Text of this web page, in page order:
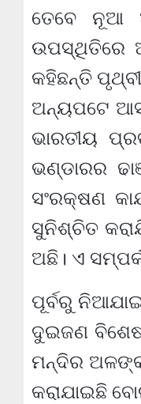
ତେବେ ନୂଆ
ଉପସ୍ଥିତିରେ
କହିଛନ୍ତି
ଅନ୍ୟପଟେ
ଭାରତୀୟ
ଭଣ୍ଡାରର
ସଂରକ୍ଷଣ
ସୁନିଶ୍ଚିତ
ଅଛି। ଏ
ପୂର୍ବରୁ
ଦୁଇଜଣ
ମନ୍ଦିର
କରାଯାଇଛି